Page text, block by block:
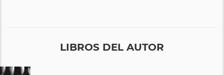
LIBROS DEL AUTOR